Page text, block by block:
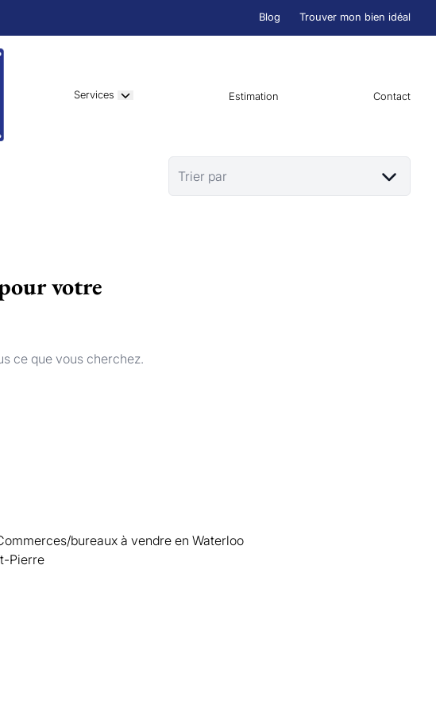
Blog Trouver mon bien idéal
Services Estimation Contact
Trier par
votre
ce que vous cherchez.
bureaux à vendre en Waterloo
Pierre